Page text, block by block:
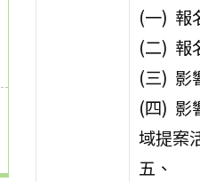
(一) 報
(二) 報
(三) 影
(四) 影
域提案
五、